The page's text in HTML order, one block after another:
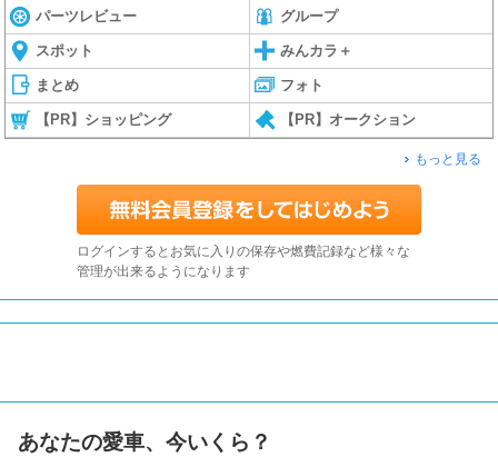
パーツレビュー グループ
スポット みんカラ＋
まとめ フォト
【PR】ショッピング 【PR】オークション
もっと見る
ログインするとお気に入りの保存や燃費記録など様々な
管理が出来るようになります
あなたの愛車、今いくら？